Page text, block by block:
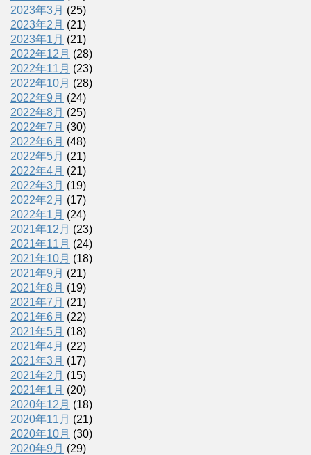
2023年3月 (25)
2023年2月 (21)
2023年1月 (21)
2022年12月 (28)
2022年11月 (23)
2022年10月 (28)
2022年9月 (24)
2022年8月 (25)
2022年7月 (30)
2022年6月 (48)
2022年5月 (21)
2022年4月 (21)
2022年3月 (19)
2022年2月 (17)
2022年1月 (24)
2021年12月 (23)
2021年11月 (24)
2021年10月 (18)
2021年9月 (21)
2021年8月 (19)
2021年7月 (21)
2021年6月 (22)
2021年5月 (18)
2021年4月 (22)
2021年3月 (17)
2021年2月 (15)
2021年1月 (20)
2020年12月 (18)
2020年11月 (21)
2020年10月 (30)
2020年9月 (29)